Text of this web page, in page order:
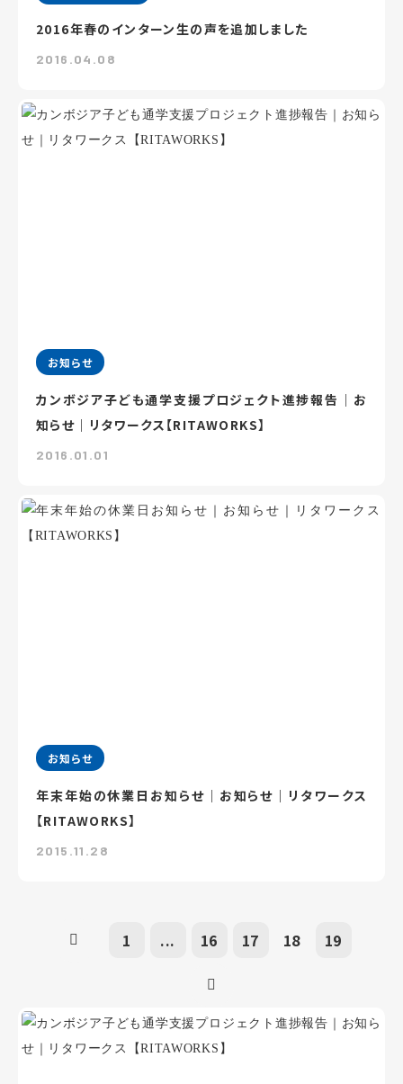
2016年春のインターン生の声を追加しました
2016.04.08
お知らせ
カンボジア子ども通学支援プロジェクト進捗報告｜お
知らせ｜リタワークス【RITAWORKS】
2016.01.01
お知らせ
年末年始の休業日お知らせ｜お知らせ｜リタワークス
【RITAWORKS】
2015.11.28
1 ... 16 17 18 19